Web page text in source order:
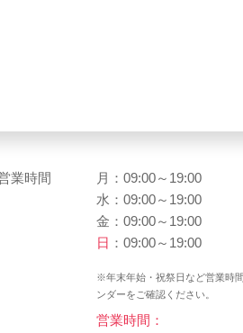
業時間 月：09:00～19:00
水：09:00～19:00
金：09:00～19:00
日 ：09:00～19:00
※年末年始・祝祭日など営業時
ンダーをご確認ください。
営業時間：